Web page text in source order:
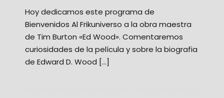
Hoy dedicamos este programa de
Bienvenidos Al Frikuniverso a la obra maestra
de Tim Burton «Ed Wood». Comentaremos
curiosidades de la película y sobre la biografia
de Edward D. Wood […]